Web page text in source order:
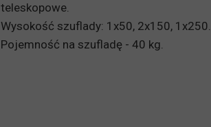
teleskopowe.
Wysokość szuflady: 1x50, 2x150, 1x250.
Pojemność na szufladę - 40 kg.